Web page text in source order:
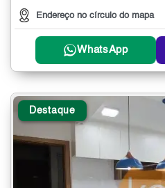
Endereço no círculo do mapa
WhatsApp
Destaque